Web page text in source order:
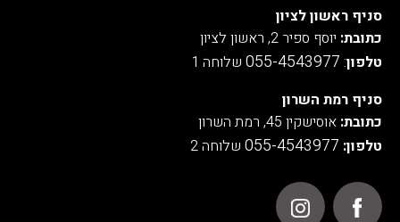
סניף ראשון לציון
כתובת: יוסף ספיר 2, ראשון לציון
טלפון:
055-4543977 שלוחה 1
סניף רמת השרון
כתובת: אוסישקין 45, רמת השרון
טלפון: 055-4543977 שלוחה 2